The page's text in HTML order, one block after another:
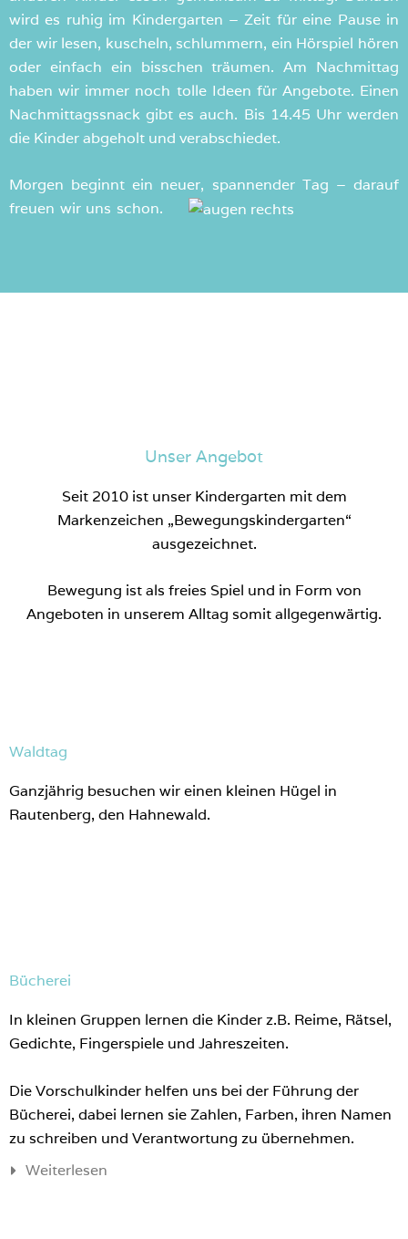
wird es ruhig im Kindergarten – Zeit für eine Pause in
der wir lesen, kuscheln, schlummern, ein Hörspiel hören
oder einfach ein bisschen träumen. Am Nachmittag
haben wir immer noch tolle Ideen für Angebote. Einen
Nachmittagssnack gibt es auch. Bis 14.45 Uhr werden
die Kinder abgeholt und verabschiedet.
Morgen beginnt ein neuer, spannender Tag – darauf
freuen wir uns schon.
Unser Angebot
Seit 2010 ist unser Kindergarten mit dem
Markenzeichen „Bewegungskindergarten“
ausgezeichnet.
Bewegung ist als freies Spiel und in Form von
Angeboten in unserem Alltag somit allgegenwärtig.
Waldtag
Ganzjährig besuchen wir einen kleinen Hügel in
Rautenberg, den Hahnewald.
Bücherei
In kleinen Gruppen lernen die Kinder z.B. Reime, Rätsel,
Gedichte, Fingerspiele und Jahreszeiten.
Die Vorschulkinder helfen uns bei der Führung der
Bücherei, dabei lernen sie Zahlen, Farben, ihren Namen
zu schreiben und Verantwortung zu übernehmen.
Weiterlesen